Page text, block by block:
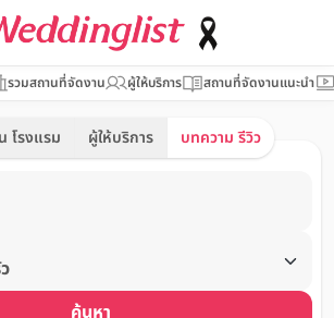
รวมสถานที่จัดงาน ผู้ให้บริการ สถานที่จัดงานแนะนำ
โรงแรม ผู้ให้บริการ บทความ รีวิว
ค้นหา